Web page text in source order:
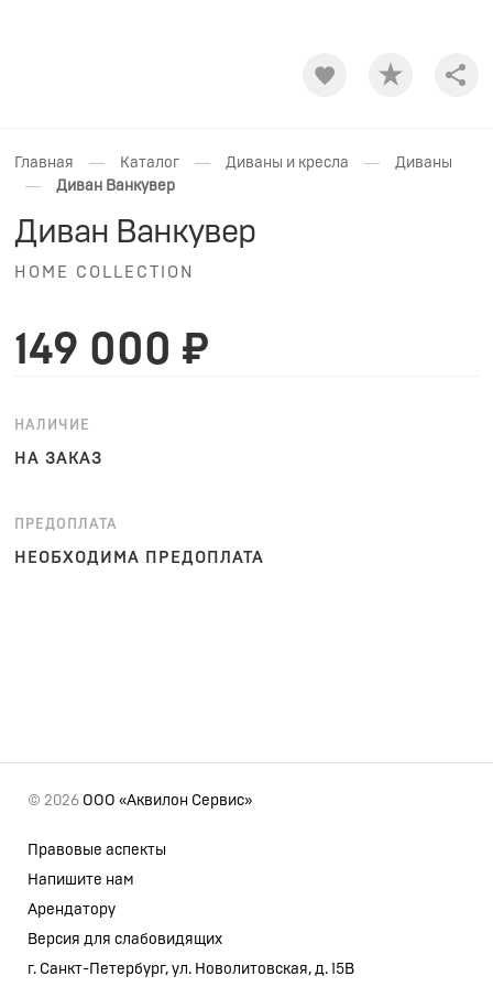
Главная — Каталог — Диваны и кресла — Диваны
— Диван Ванкувер
Диван Ванкувер
HOME COLLECTION
149 000 ₽
НАЛИЧИЕ
НА ЗАКАЗ
ПРЕДОПЛАТА
НЕОБХОДИМА ПРЕДОПЛАТА
© 2026 ООО «Аквилон Сервис»
Правовые аспекты
Напишите нам
Арендатору
Версия для слабовидящих
г. Санкт-Петербург, ул. Новолитовская, д. 15В